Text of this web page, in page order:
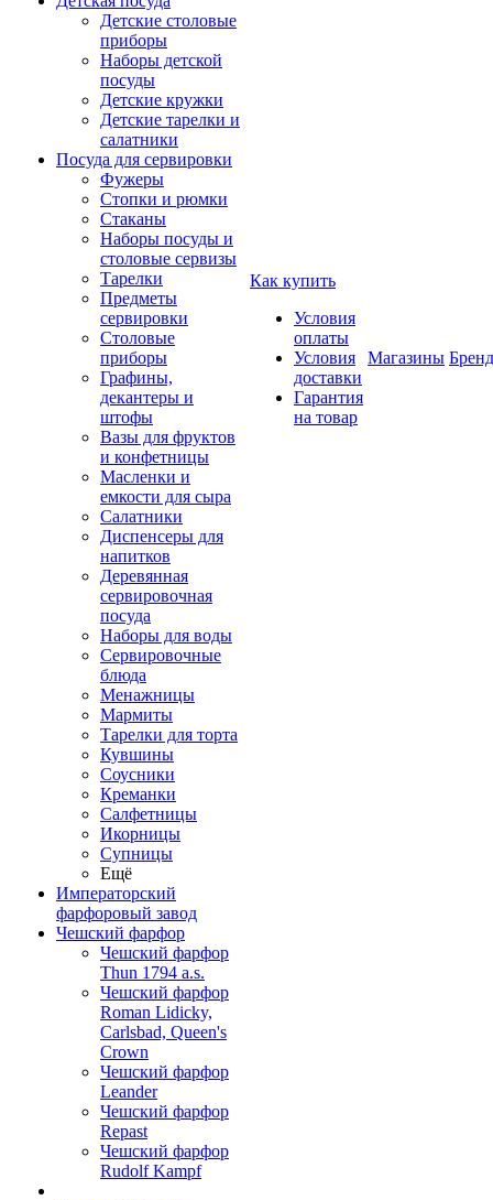
Детские столовые
приборы
Наборы детской
посуды
Детские кружки
Детские тарелки и
салатники
Посуда для сервировки
Фужеры
Стопки и рюмки
Стаканы
Наборы посуды и
столовые сервизы
Тарелки
Предметы
сервировки
Столовые
приборы
Графины,
декантеры и
штофы
Вазы для фруктов
и конфетницы
Масленки и
емкости для сыра
Салатники
Диспенсеры для
напитков
Деревянная
сервировочная
посуда
Наборы для воды
Сервировочные
блюда
Менажницы
Мармиты
Тарелки для торта
Кувшины
Соусники
Креманки
Салфетницы
Икорницы
Супницы
Ещё
Императорский
фарфоровый завод
Чешский фарфор
Чешский фарфор
Thun 1794 a.s.
Чешский фарфор
Roman Lidicky,
Carlsbad, Queen's
Crown
Чешский фарфор
Leander
Чешский фарфор
Repast
Чешский фарфор
Rudolf Kampf
Как купить
Условия
оплаты
Условия
доставки
Гарантия
на товар
Магазины